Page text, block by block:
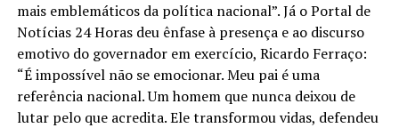
mais emblemáticos da política nacional”. Já o Portal de
Notícias 24 Horas deu ênfase à presença e ao discurso
emotivo do governador em exercício, Ricardo Ferraço:
“É impossível não se emocionar. Meu pai é uma
referência nacional. Um homem que nunca deixou de
lutar pelo que acredita. Ele transformou vidas, defendeu